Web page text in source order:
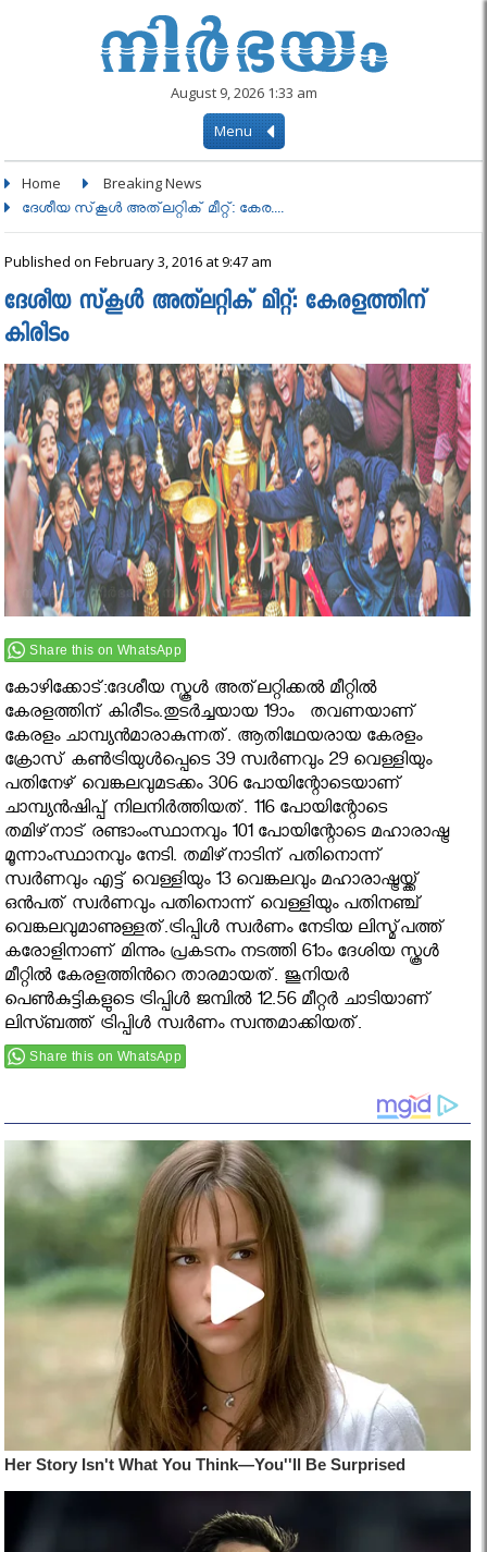
August 9, 2026 1:33 am
Menu
Home Breaking News
ദേശീയ സ്‌കൂള്‍ അത്‌ലറ്റിക്‌ മീറ്റ്‌: കേര....
Published on February 3, 2016 at 9:47 am
ദേശീയ സ്‌കൂള്‍ അത്‌ലറ്റിക്‌ മീറ്റ്‌: കേരളത്തിന്
കിരീടം
Share this on WhatsApp
കോഴിക്കോട്:ദേശീയ സ്കൂൾ അത്‌ലറ്റിക്കൽ മീറ്റിൽ
കേരളത്തിന് കിരീടം.തുടർച്ചയായ 19ാം തവണയാണ്
കേരളം ചാമ്പ്യൻമാരാകുന്നത്. ആതിഥേയരായ കേരളം
ക്രോസ്‌ കൺട്രിയുൾപ്പെടെ 39 സ്വർണവും 29 വെള്ളിയും
പതിനേഴ്‌ വെങ്കലവുമടക്കം 306 പോയിന്റോടെയാണ്‌
ചാമ്പ്യൻഷിപ്പ്‌ നിലനിർത്തിയത്‌. 116 പോയിന്റോടെ
തമിഴ്‌നാട്‌ രണ്ടാംംസ്ഥാനവും 101 പോയിന്റോടെ മഹാരാഷ്ട്ര
മൂന്നാംസ്ഥാനവും നേടി. തമിഴ്‌നാടിന്‌ പതിനൊന്ന്‌
സ്വർണവും എട്ട്‌ വെള്ളിയും 13 വെങ്കലവും മഹാരാഷ്ട്രയ്ക്ക്‌
ഒൻപത്‌ സ്വർണവും പതിനൊന്ന്‌ വെള്ളിയും പതിനഞ്ച്‌
വെങ്കലവുമാണുള്ളത്‌.ട്രിപ്പിൾ സ്വർണം നേടിയ ലിസ്മ്പത്ത്
കരോളിനാണ് മിന്നും പ്രകടനം നടത്തി 61ാം ദേശിയ സ്കൂൾ
മീറ്റിൽ കേരളത്തിന്‍റെ താരമായത്. ജൂനിയർ
പെൺകുട്ടികളുടെ ട്രിപ്പിൾ ജമ്പിൽ 12.56 മീറ്റർ ചാടിയാണ്
ലിസ്ബത്ത് ട്രിപ്പിൾ സ്വർണം സ്വന്തമാക്കിയത്.
Share this on WhatsApp